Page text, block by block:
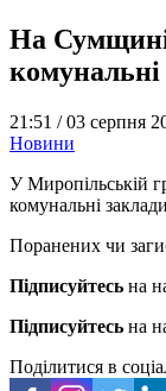
На
21:51 /03 серпня
Новини
У Миропільській
комунальні
Поранених чи
Підписуйтесь на
Підписуйтесь на
Поділитися в